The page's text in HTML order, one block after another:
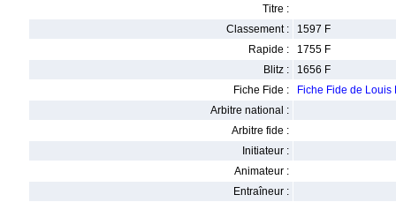
Titre :
Classement :
1597 F
Rapide :
1755 F
Blitz :
1656 F
Fiche Fide :
Fiche Fide de Louis
Arbitre national :
Arbitre fide :
Initiateur :
Animateur :
Entraîneur :